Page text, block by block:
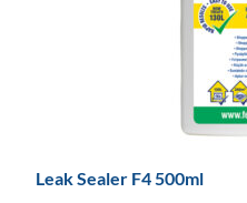
Leak Sealer F4 500ml